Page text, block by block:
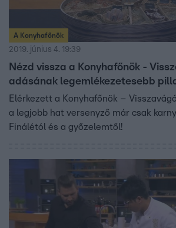
A Konyhafőnök
2019. június 4. 19:39
Nézd vissza a Konyhafőnök -
adásának legemlékezetesebb
Elérkezett a Konyhafőnök –
a legjobb hat versenyző már csak
Finálétól és a győzelemtől!